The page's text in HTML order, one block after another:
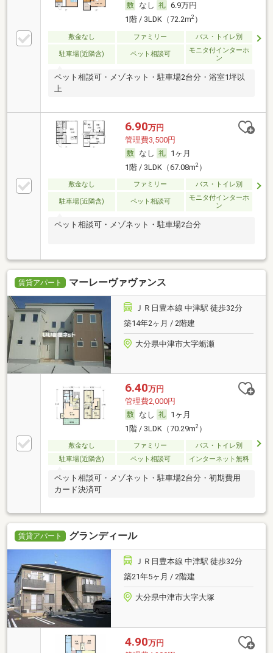
なし
6.9万円
1階 / 3LDK（72.2m2）
敷金なし ファミリー バス・トイレ別
駐車場(近隣含) ペット相談可
モニタ付インターホ
ン
ペット相談可・メゾネット・駐車場2台分・浴室1坪以
上
6.90万円
管理費3,500円
なし
1ヶ月
1階 / 3LDK（67.08m2）
敷金なし ファミリー バス・トイレ別
駐車場(近隣含) ペット相談可
モニタ付インターホ
ン
ペット相談可・メゾネット・駐車場2台分
賃貸アパート マーレーヴァヴァンス
ＪＲ日豊本線 中津駅 徒歩32分
築14年2ヶ月 / 2階建
大分県中津市大字蛎瀬
6.40万円
管理費2,000円
なし
1ヶ月
1階 / 3LDK（70.29m2）
敷金なし ファミリー
バス・トイレ別
駐車場(近隣含)
ペット相談可 インターネット無料
ペット相談可・メゾネット・駐車場2台分・初期費用
カード決済可
賃貸アパート グランディール
ＪＲ日豊本線 中津駅 徒歩32分
築21年5ヶ月 / 2階建
大分県中津市大字大塚
4.90万円